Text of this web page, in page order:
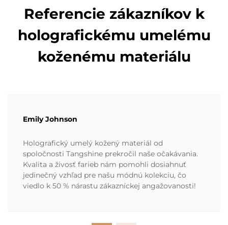
Referencie zákazníkov k
holografickému umelému
koženému materiálu
Emily Johnson
Holografický umelý kožený materiál od
spoločnosti Tangshine prekročil naše očakávania.
Kvalita a živosť farieb nám pomohli dosiahnuť
jedinečný vzhľad pre našu módnú kolekciu, čo
viedlo k 50 % nárastu zákazníckej angažovanosti!